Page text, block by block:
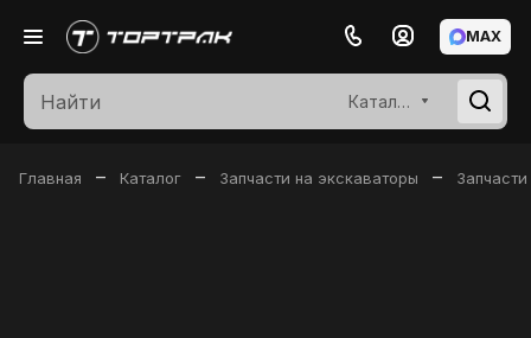
Каталог
MAX
Главная – Каталог – Запчасти на экскаваторы –